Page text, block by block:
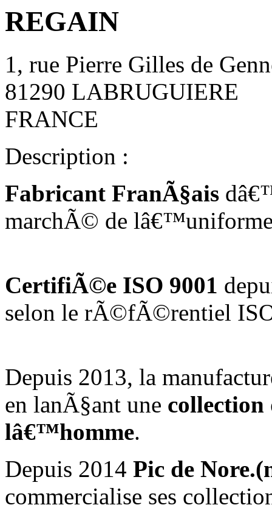
REGAIN
1, rue Pierre Gilles de
81290 LABRUGUIERE
FRANCE
Description :
Fabricant FranÃ§ais
marchÃ© de
CertifiÃ©e ISO 9001
selon le rÃ©fÃ©rentiel
Depuis 2013, la
en lanÃ§ant une collection
lâ€™homme.
Depuis 2014 Pic de
commercialise ses